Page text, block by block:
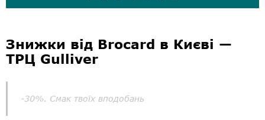
Знижки від Brocard в Києві —
ТРЦ Gulliver
-30%. Смак твоїх вподобань